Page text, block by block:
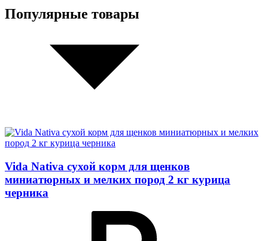
Популярные товары
Vida Nativa сухой корм для щенков
миниатюрных и мелких пород 2 кг курица
черника